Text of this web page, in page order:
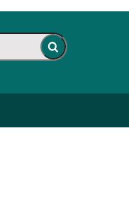
søgeord for at søge
Fold søgefelt ind